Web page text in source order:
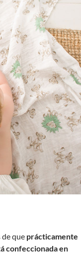
de que prácticamente
confeccionada en